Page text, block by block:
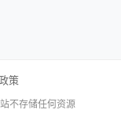
策
不存储任何资源